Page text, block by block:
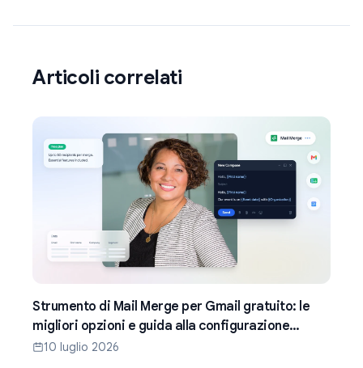
Articoli correlati
Strumento di Mail Merge per Gmail gratuito: le
migliori opzioni e guida alla configurazione
(2026)
10 luglio 2026